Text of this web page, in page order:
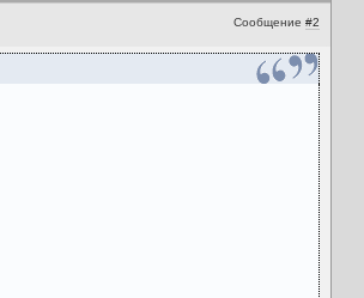
Сообщение #2